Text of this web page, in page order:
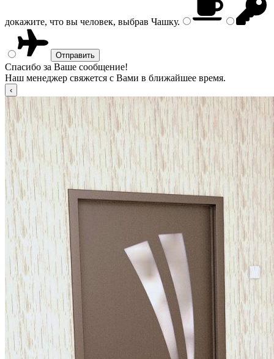
докажите, что вы человек, выбрав Чашку.
Спасибо за Ваше сообщение!
Наш менеджер свяжется с Вами в ближайшее время.